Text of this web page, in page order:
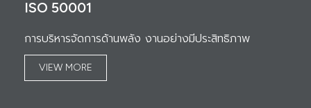
ISO 50001
การบริหารจัดการด้านพลัง งานอย่างมีประสิทธิภาพ
VIEW MORE